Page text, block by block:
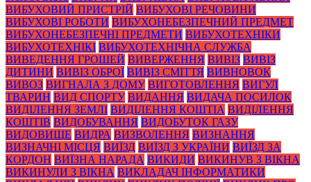
ВИБУХОВИЙ ПРИСТРІЙ ВИБУХОВІ РЕЧОВИНИ
ВИБУХОВІ РОБОТИ ВИБУХОНЕБЕЗПЕЧНИЙ ПРЕДМЕТ
ВИБУХОНЕБЕЗПЕЧНІ ПРЕДМЕТИ ВИБУХОТЕХНІКИ
ВИБУХОТЕХНІКІ ВИБУХОТЕХНІЧНА СЛУЖБА
ВИВЕДЕННЯ ГРОШЕЙ ВИВЕРЖЕННЯ ВИВІЗ ВИВІЗ
ДИТИНИ ВИВІЗ ОБРОЇ ВИВІЗ СМІТТЯ ВИВНОВОК
ВИВОЗ ВИГНАЛА З ДОМУ ВИГОТОВЛЕННЯ ВИГУЛ
ТВАРИН ВИД СПОРТУ ВИДАННЯ ВИДАЧА ПОСИЛОК
ВИДІЛЕННЯ ЗЕМЛІ ВИДІЛЕННЯ КОШТІА ВИДІЛЕННЯ
КОШТІВ ВИДОБУВАННЯ ВИДОБУТОК ГАЗУ
ВИДОВИЩЕ ВИДРА ВИЗВОЛЕННЯ ВИЗНАННЯ
ВИЗНАЧНІ МІСЦЯ ВИЇЗД ВИЇЗД З УКРАЇНИ ВИЇЗД ЗА
КОРДОН ВИЇЗНА НАРАДА ВИКИДИ ВИКИНУВ З ВІКНА
ВИКИНУЛИ З ВІКНА ВИКЛАДАЧ ІНФОРМАТИКИ